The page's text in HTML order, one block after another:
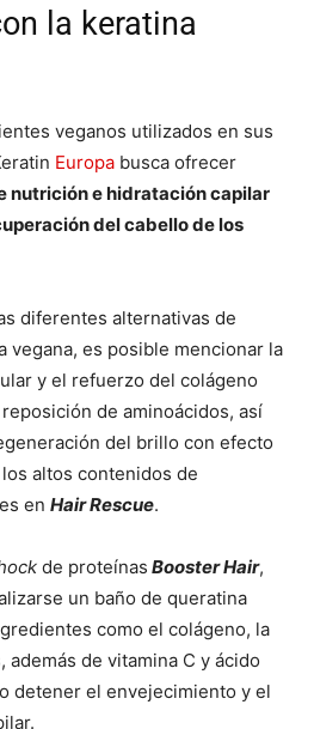
la keratina
veganos utilizados en sus
Europa busca ofrecer
nutrición e hidratación capilar
del cabello de los
diferentes alternativas de
vegana, es posible mencionar la
y el refuerzo del colágeno
de aminoácidos, así
del brillo con efecto
altos contenidos de
en Hair Rescue.
de proteínas Booster Hair,
un baño de queratina
como el colágeno, la
de vitamina C y ácido
detener el envejecimiento y el